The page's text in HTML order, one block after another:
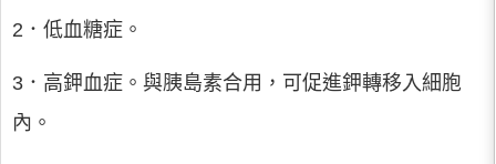
2．低血糖症。
3．高鉀血症。與胰島素合用，可促進鉀轉移入細胞
內。